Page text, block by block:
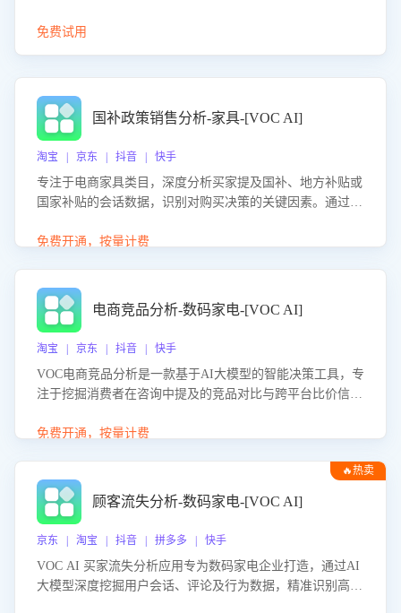
免费试用
国补政策销售分析-家具-[VOC AI]
淘宝 | 京东 | 抖音 | 快手
专注于电商家具类目，深度分析买家提及国补、地方补贴或
国家补贴的会话数据，识别对购买决策的关键因素。通过AI
化策略，助力商家利用国补政策提升GMV。
免费开通，按量计费
电商竞品分析-数码家电-[VOC AI]
淘宝 | 京东 | 抖音 | 快手
VOC电商竞品分析是一款基于AI大模型的智能决策工具，专
注于挖掘消费者在咨询中提及的竞品对比与跨平台比价信
商品信息，进行多维度交叉对比，并分析消费者的比价行
企业优化营销话术、突出产品与服务优势，有效提升咨询转
化率，避免陷入单纯价格竞争，实现精准扬长避短。
免费开通，按量计费
🔥热卖
顾客流失分析-数码家电-[VOC AI]
京东 | 淘宝 | 抖音 | 拼多多 | 快手
VOC AI 买家流失分析应用专为数码家电企业打造，通过AI
大模型深度挖掘用户会话、评论及行为数据，精准识别高流